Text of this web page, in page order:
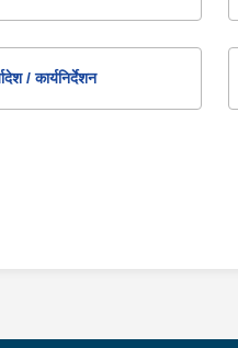
/ कार्यनिर्देशन